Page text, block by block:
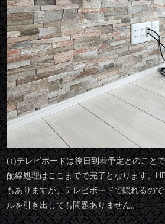
(↑)テレビボードは後日到着予定とのこと
配線処理はここまでで完了となります。
もありますが、テレビボードで隠れるの
ルを引き出しても問題ありません。